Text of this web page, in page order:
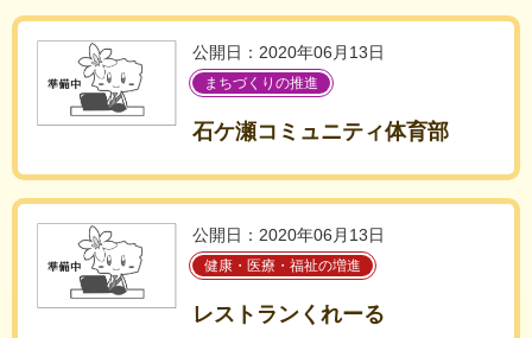
公開日：2020年06月13日
まちづくりの推進
石ケ瀬コミュニティ体育部
公開日：2020年06月13日
健康・医療・福祉の増進
レストランくれーる